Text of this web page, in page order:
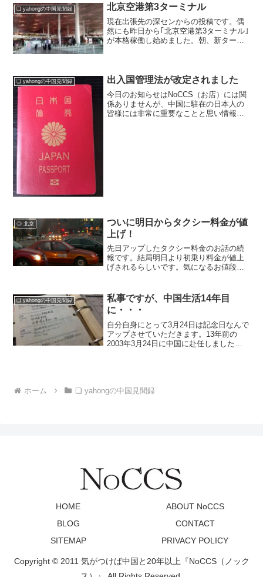
な練習してきた甲斐あってか...
❏ yahongの中国見聞録 北京空港第3ターミナル
現在出張先の深センからの投稿です。偶
然にも昨日から｢北京空港第3ターミナル｣
が本格稼働し始めました。朝、新ターミ
もかなり増やしたとの...
❏ yahongの中国見聞録 出入国管理法が改定されました
今日のお知らせはNoCCS（お店）には関
係ありませんが、中国に駐在の日本人の
皆様には非常に重要なことと思い情報提
◎ 北京
ついに明日からタクシー料金が値
上げ！
先日アップしたタクシー料金のお話の続
報です。結局明日より初乗り料金が値上
げされるらしいです。気になるお値段
外に毎回徴収されていた3元の燃油費は1
元に下が...
❏ yahongの中国見聞録
私事ですが、中国生活14年目
に・・・
自分自身にとって3月24日は記念日なんで
アップさせていただきます。13年前の
2003年3月24日に中国に赴任しました。
ホーム
❏ yahongの中国見聞録
HOME
ABOUT NoCCS
BLOG
CONTACT
SITEMAP
PRIVACY POLICY
Copyright © 2011 気がつけば中国と20年以上『NoCCS（ノック